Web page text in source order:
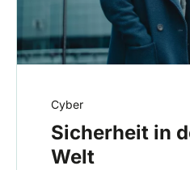
Cyber
Sicherheit in
Welt